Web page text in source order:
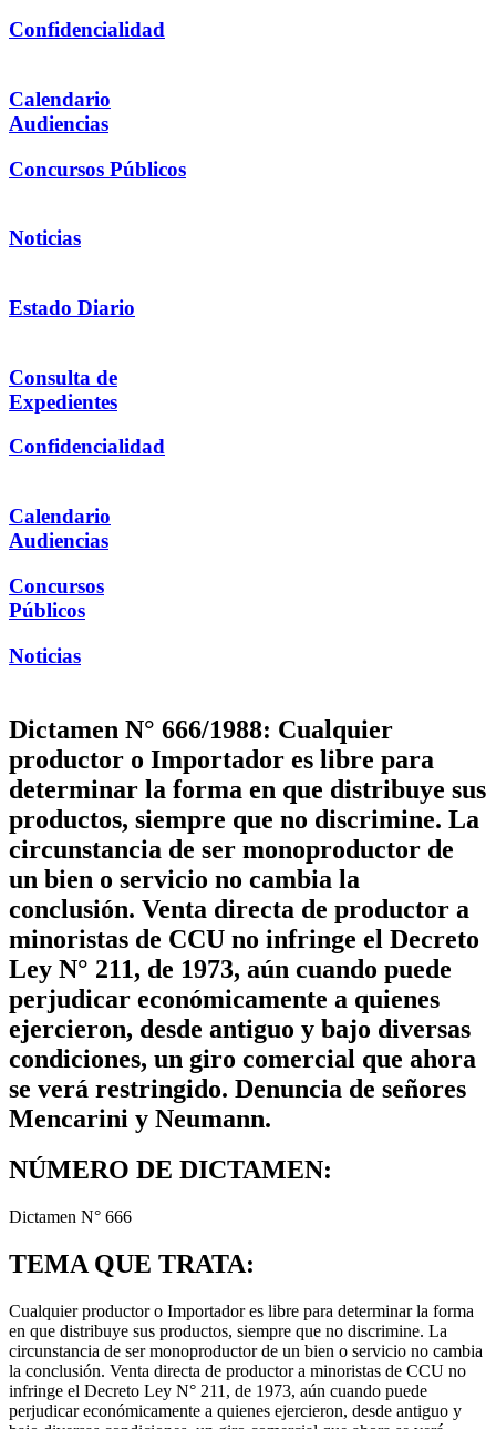
Confidencialidad
Calendario
Audiencias
Concursos Públicos
Noticias
Estado Diario
Consulta de
Expedientes
Confidencialidad
Calendario
Audiencias
Concursos
Públicos
Noticias
Dictamen N° 666/1988: Cualquier
productor o Importador es libre para
determinar la forma en que distribuye sus
productos, siempre que no discrimine. La
circunstancia de ser monoproductor de
un bien o servicio no cambia la
conclusión. Venta directa de productor a
minoristas de CCU no infringe el Decreto
Ley N° 211, de 1973, aún cuando puede
perjudicar económicamente a quienes
ejercieron, desde antiguo y bajo diversas
condiciones, un giro comercial que ahora
se verá restringido. Denuncia de señores
Mencarini y Neumann.
NÚMERO DE DICTAMEN:
Dictamen N° 666
TEMA QUE TRATA:
Cualquier productor o Importador es libre para determinar la forma
en que distribuye sus productos, siempre que no discrimine. La
circunstancia de ser monoproductor de un bien o servicio no cambia
la conclusión. Venta directa de productor a minoristas de CCU no
infringe el Decreto Ley N° 211, de 1973, aún cuando puede
perjudicar económicamente a quienes ejercieron, desde antiguo y